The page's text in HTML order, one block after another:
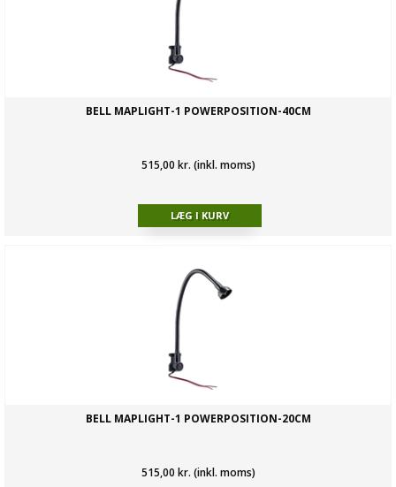
BELL MAPLIGHT-1 POWERPOSITION-40CM
515,00 kr. (inkl. moms)
BELL MAPLIGHT-1 POWERPOSITION-20CM
515,00 kr. (inkl. moms)